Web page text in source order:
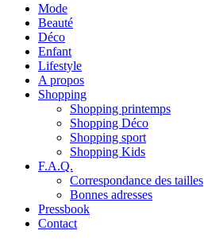
Mode
Beauté
Déco
Enfant
Lifestyle
A propos
Shopping
Shopping printemps
Shopping Déco
Shopping sport
Shopping Kids
F.A.Q.
Correspondance des tailles
Bonnes adresses
Pressbook
Contact